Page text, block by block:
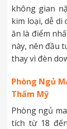
không gian
kim loại, dễ di
ăn là điểm
này, nên đầu
thay vì đèn
Phòng Ngủ
Thẩm Mỹ
Phòng ngủ
tích từ 18